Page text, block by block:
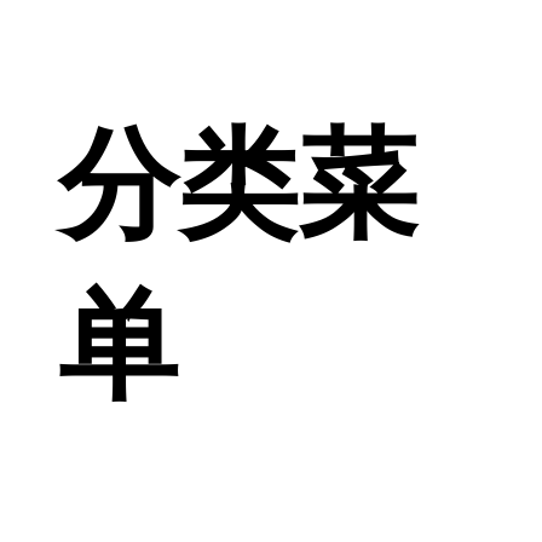
分类菜
单